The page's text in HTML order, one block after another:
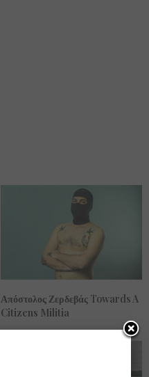
Απόστολος Ζερδεβάς Towards A
Citizens Militia